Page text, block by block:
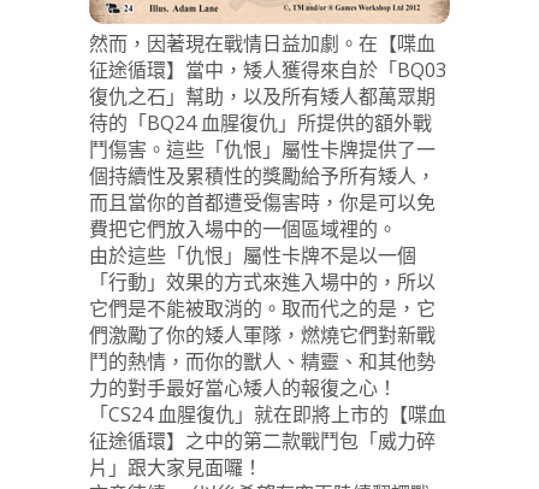
然而，因著現在戰情日益加劇。在【喋血
征途循環】當中，矮人獲得來自於「BQ03
復仇之石」幫助，以及所有矮人都萬眾期
待的「BQ24 血腥復仇」所提供的額外戰
鬥傷害。這些「仇恨」屬性卡牌提供了一
個持續性及累積性的獎勵給予所有矮人，
而且當你的首都遭受傷害時，你是可以免
費把它們放入場中的一個區域裡的。
由於這些「仇恨」屬性卡牌不是以一個
「行動」效果的方式來進入場中的，所以
它們是不能被取消的。取而代之的是，它
們激勵了你的矮人軍隊，燃燒它們對新戰
鬥的熱情，而你的獸人、精靈、和其他勢
力的對手最好當心矮人的報復之心！
「CS24 血腥復仇」就在即將上市的【喋血
征途循環】之中的第二款戰鬥包「威力碎
片」跟大家見面囉！